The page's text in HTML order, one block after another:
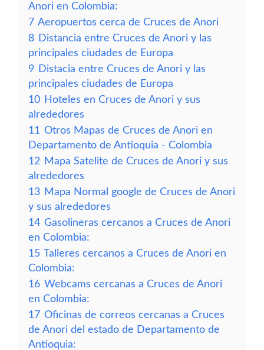
Anori en Colombia:
7 Aeropuertos cerca de Cruces de Anori
8 Distancia entre Cruces de Anori y las
principales ciudades de Europa
9 Distacia entre Cruces de Anori y las
principales ciudades de Europa
10 Hoteles en Cruces de Anori y sus
alrededores
11 Otros Mapas de Cruces de Anori en
Departamento de Antioquia - Colombia
12 Mapa Satelite de Cruces de Anori y sus
alrededores
13 Mapa Normal google de Cruces de Anori
y sus alrededores
14 Gasolineras cercanos a Cruces de Anori
en Colombia:
15 Talleres cercanos a Cruces de Anori en
Colombia:
16 Webcams cercanas a Cruces de Anori
en Colombia:
17 Oficinas de correos cercanas a Cruces
de Anori del estado de Departamento de
Antioquia: